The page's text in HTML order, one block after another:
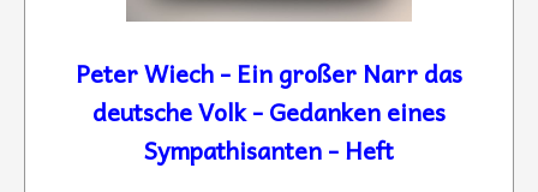
Peter Wiech - Ein großer Narr das
deutsche Volk - Gedanken eines
Sympathisanten - Heft